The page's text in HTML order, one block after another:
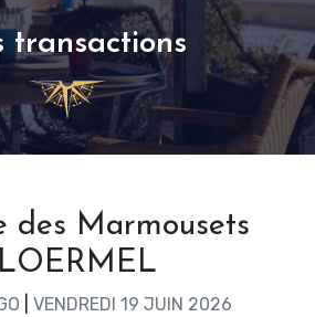
transactions
des Marmousets
VENDREDI 19 JUIN 2026